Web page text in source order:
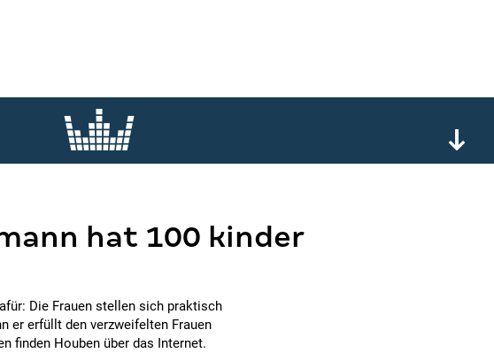
hat 100 kinder
Die Frauen stellen sich praktisch
er erfüllt den verzweifelten Frauen
finden Houben über das Internet.